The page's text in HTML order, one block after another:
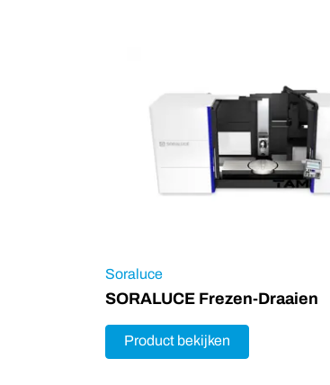
Soraluce
SORALUCE Frezen-Draaien
Product bekijken